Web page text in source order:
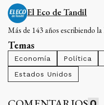
El Eco de Tandil
Más de 143 años escribiendo
Temas
Economía Política
Estados Unidos